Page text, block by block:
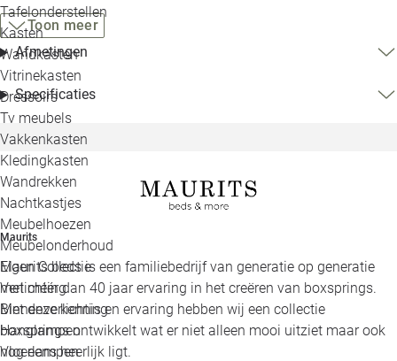
Tafelonderstellen
Kasten
Wandkasten
Vitrinekasten
Dressoirs
Tv meubels
Vakkenkasten
Kledingkasten
Wandrekken
Nachtkastjes
Meubelhoezen
Meubelonderhoud
Eigen Collectie
Verlichting
Binnenverlichting
Hanglampen
Vloerlampen
Toon meer
Afmetingen
Specificaties
Maurits
Maurits beds is een familiebedrijf van generatie op generatie
met méér dan 40 jaar ervaring in het creëren van boxsprings.
Met deze kennis en ervaring hebben wij een collectie
boxsprings ontwikkelt wat er niet alleen mooi uitziet maar ook
nog eens heerlijk ligt.